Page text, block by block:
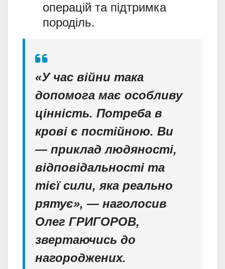
операцій та підтримка
породіль.
«У час війни така
допомога має особливу
цінність. Потреба в
крові є постійною. Ви
— приклад людяності,
відповідальності та
тієї сили, яка реально
рятує», — наголосив
Олег ГРИГОРОВ,
звертаючись до
нагороджених.